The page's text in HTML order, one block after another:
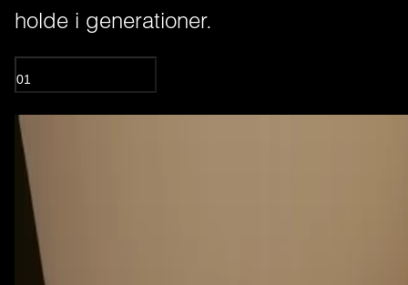
holde i generationer.
01